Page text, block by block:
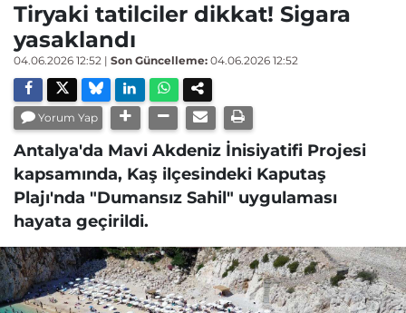
Tiryaki tatilciler dikkat! Sigara
yasaklandı
04.06.2026 12:52 | Son Güncelleme: 04.06.2026 12:52
Yorum Yap
Antalya'da Mavi Akdeniz İnisiyatifi Projesi
kapsamında, Kaş ilçesindeki Kaputaş
Plajı'nda "Dumansız Sahil" uygulaması
hayata geçirildi.